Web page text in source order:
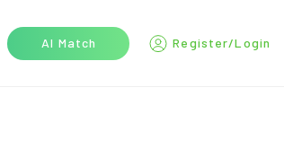
AI Match Register/Login